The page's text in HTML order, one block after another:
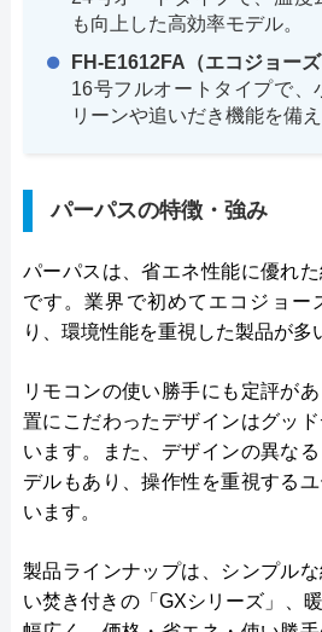
も向上した高効率モデル。
FH-E1612FA（エコジョーズ
16号フルオートタイプで、
リーンや追いだき機能を備
パーパスの特徴・強み
パーパスは、省エネ性能に優れ
です。業界で初めてエコジョー
り、環境性能を重視した製品が多
リモコンの使い勝手にも定評が
置にこだわったデザインはグッ
います。また、デザインの異な
デルもあり、操作性を重視する
います。
製品ラインナップは、シンプル
い焚き付きの「GXシリーズ」、